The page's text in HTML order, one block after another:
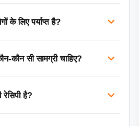
के लिए पर्याप्त है?
कौन सी सामग्री चाहिए?
है?